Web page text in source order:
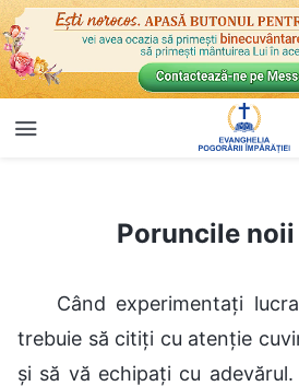
Poruncile
Când experimentați
trebuie să citiți cu atenție
și să vă echipați cu